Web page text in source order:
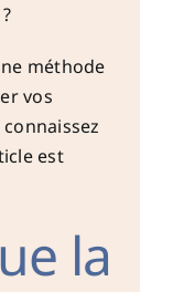
méthode
vos
est
la